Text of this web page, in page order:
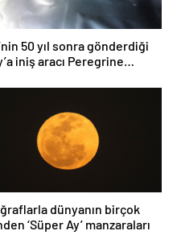
50 yıl sonra gönderdiği
iniş aracı Peregrine
dünyanın birçok
‘Süper Ay’ manzaraları